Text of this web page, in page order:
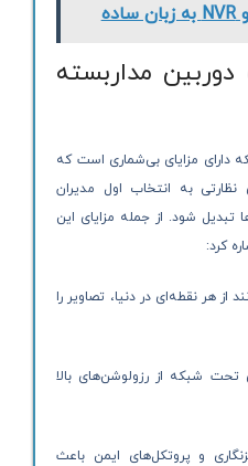
مداربسته
مزایای بی‌شماری است که
به انتخاب اول مدیران
تبدیل شود. از جمله مزایای این
کرد:
از هر نقطه‌ای در دنیا، تصاویر را
تحت شبکه از رزولوشن‌های بالا
و پروتکل‌های ایمن باعث